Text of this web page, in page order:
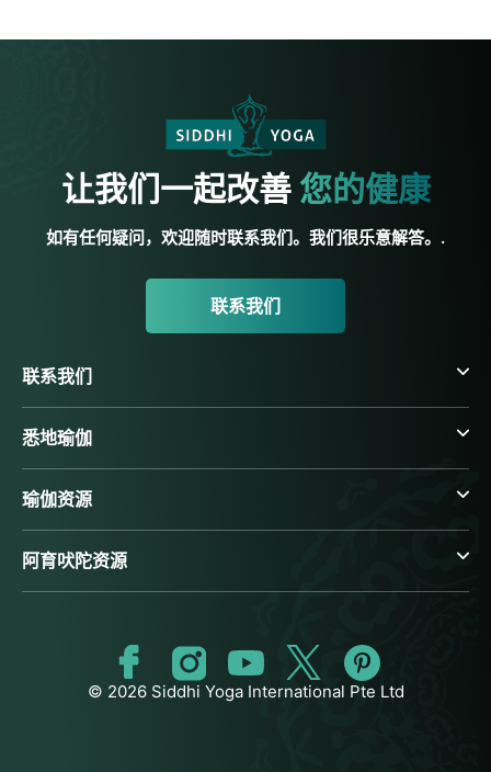
让我们一起改善 您的健康
如有任何疑问，欢迎随时联系我们。我们很乐意解答。.
联系我们
联系我们
悉地瑜伽
瑜伽资源
阿育吠陀资源
© 2026 Siddhi Yoga International Pte Ltd